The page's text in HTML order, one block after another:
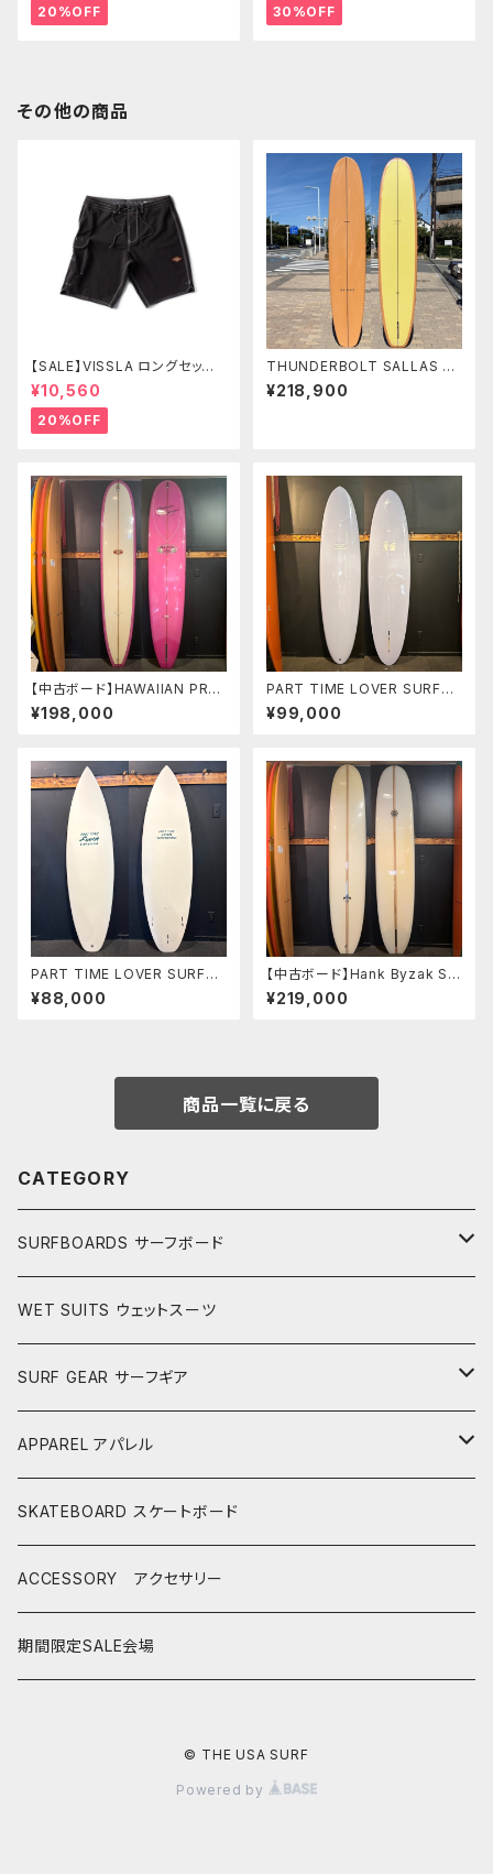
20%OFF 30%OFF
その他の商品
【SALE】VISSLA ロングセッツ
21 サーフパンツ 水着 ヴィスラ
ボードショーツ
¥10,560
20%OFF
THUNDERBOLT SALLAS T
SUNAMI 9'4" USA SURF オ
リジナルカラー カイサラス
¥218,900
【中古ボード】HAWAIIAN PRO
DESIGNS NR-2 9'6"ドナルド
タカヤマ シェイプ
¥198,000
PART TIME LOVER SURFB
OARDS 『THE TEACHER』
7'10" SINGLE MID
¥99,000
PART TIME LOVER SURFB
OARDS 『THE NEIGHBOR』
6’2” HP SHORT
¥88,000
【中古ボード】Hank Byzak SU
RFBOARDS 9’6” ハンクバ
イザック
¥219,000
商品一覧に戻る
CATEGORY
SURFBOARDS サーフボード
LONGBOARDS ロングボード
AKIRA ISHIZUKA
CASH SURFBOARDS
DK SURFBOARDS
HAWAIIAN PRO DESIGNS
SHORTBOARDS ショートボード
CASH SUFBOARDS
CEANO SURFBOARDS
MID LENGTH ミッドレングス
CASH SURFBOARDS
CEANO SURFBOARDS
USEDBOARDS 中古サーフボード
SOFTBOARDS ソフトボード
CATCH SURF
WET SUITS ウェットスーツ
SURF GEAR サーフギア
FIN
LEASH
DECKPAD
BOARD CASE
APPAREL アパレル
HURLEY
VISSLA
T-SHIRTS
SHOES
SKATEBOARD スケートボード
ACCESSORY アクセサリー
期間限定SALE会場
© THE USA SURF
Powered by